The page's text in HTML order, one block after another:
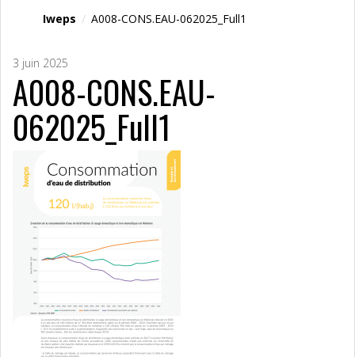
Iweps / A008-CONS.EAU-062025_Full1
3 juin 2025
A008-CONS.EAU-
062025_Full1